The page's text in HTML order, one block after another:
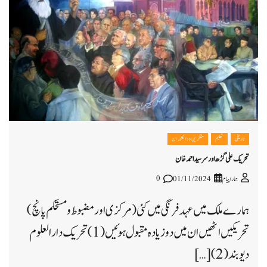
تاریخی تعلیم مفکرین و دانشوران
تحریک علی گڑھ اور سر سید احمد خان
ہمارا پیام 01/11/2024
0
ہمارے ملک میں عہد فرنگی میں کئی(مرکزی اور مضبوط و مستحکم پانچ)
تحریکیں اٹھیں ان میں دو زیادہ مقبول ہوئیں (1) تحریک دارالعلوم
دیوبند (2) […]